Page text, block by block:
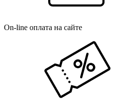
On-line оплата на сайте